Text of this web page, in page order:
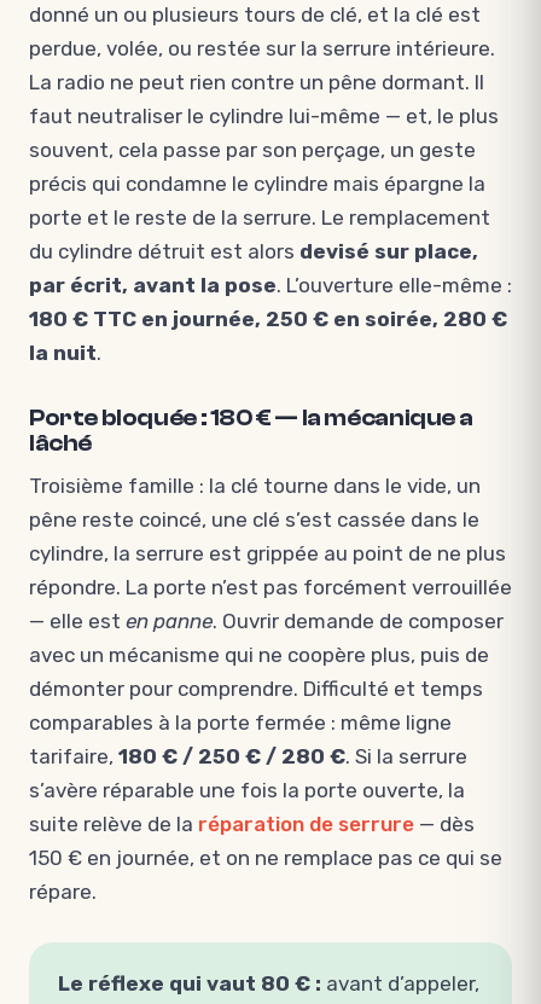
donné un ou plusieurs tours de clé, et la clé est
perdue, volée, ou restée sur la serrure intérieure.
La radio ne peut rien contre un pêne dormant. Il
faut neutraliser le cylindre lui-même — et, le plus
souvent, cela passe par son perçage, un geste
précis qui condamne le cylindre mais épargne la
porte et le reste de la serrure. Le remplacement
du cylindre détruit est alors devisé sur place,
par écrit, avant la pose. L’ouverture elle-même :
180 € TTC en journée, 250 € en soirée, 280 €
la nuit.
Porte bloquée : 180 € — la mécanique a
lâché
Troisième famille : la clé tourne dans le vide, un
pêne reste coincé, une clé s’est cassée dans le
cylindre, la serrure est grippée au point de ne plus
répondre. La porte n’est pas forcément verrouillée
— elle est en panne. Ouvrir demande de composer
avec un mécanisme qui ne coopère plus, puis de
démonter pour comprendre. Difficulté et temps
comparables à la porte fermée : même ligne
tarifaire, 180 € / 250 € / 280 €. Si la serrure
s’avère réparable une fois la porte ouverte, la
suite relève de la réparation de serrure — dès
150 € en journée, et on ne remplace pas ce qui se
répare.
Le réflexe qui vaut 80 € : avant d’appeler,